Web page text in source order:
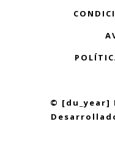
© [du_year]